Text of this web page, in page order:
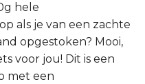
hele
als je van een zachte
opgestoken? Mooi,
voor jou! Dit is een
met een